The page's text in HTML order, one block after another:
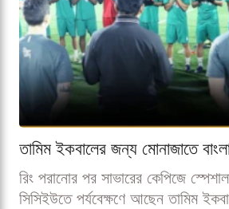
তামিম ইকবালের জন্য মোনাজাতে
রিং পরানোর পর সাভারের কেপিজে
সিসিইউতে পর্যবেক্ষণে আছেন তামিম